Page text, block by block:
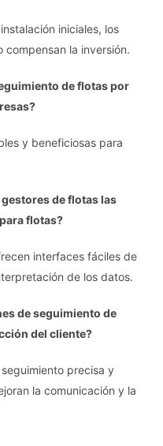
iniciales, los
compensan la inversión.
de flotas por
y beneficiosas para
de flotas las
flotas?
interfaces fáciles de
de los datos.
de seguimiento de
del cliente?
precisa y
la comunicación y la